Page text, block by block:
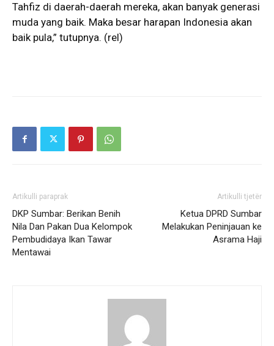
Tahfiz di daerah-daerah mereka, akan banyak generasi
muda yang baik. Maka besar harapan Indonesia akan
baik pula,” tutupnya. (rel)
Artikulli paraprak
DKP Sumbar: Berikan Benih
Nila Dan Pakan Dua Kelompok
Pembudidaya Ikan Tawar
Mentawai
Artikulli tjetër
Ketua DPRD Sumbar
Melakukan Peninjauan ke
Asrama Haji